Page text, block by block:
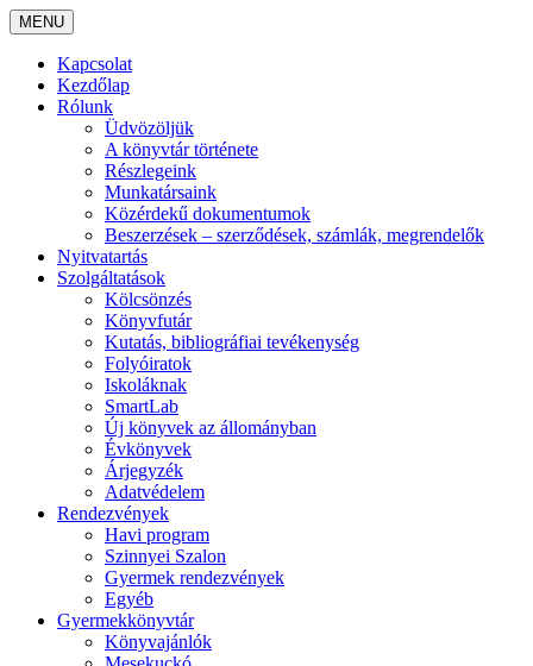
MENU
Kapcsolat
Kezdőlap
Rólunk
Üdvözöljük
A könyvtár története
Részlegeink
Munkatársaink
Közérdekű dokumentumok
Beszerzések – szerződések, számlák, megrendelők
Nyitvatartás
Szolgáltatások
Kölcsönzés
Könyvfutár
Kutatás, bibliográfiai tevékenység
Folyóiratok
Iskoláknak
SmartLab
Új könyvek az állományban
Évkönyvek
Árjegyzék
Adatvédelem
Rendezvények
Havi program
Szinnyei Szalon
Gyermek rendezvények
Egyéb
Gyermekkönyvtár
Könyvajánlók